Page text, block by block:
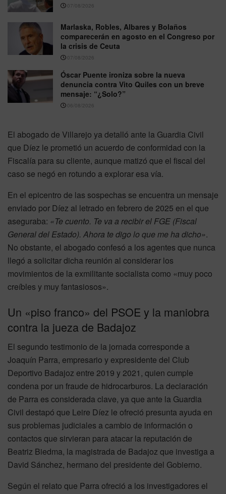
07/08/2026
Marlaska, Robles, Albares y Bolaños
comparecerán en agosto en el Congreso por
la crisis de Ceuta
07/08/2026
Óscar Puente ironiza sobre la nueva
denuncia contra Vito Quiles con un breve
mensaje: “¿Solo?”
06/08/2026
El abogado de Villarejo ya detalló ante la Guardia Civil
que Díez le prometió un acuerdo de conformidad con la
Fiscalía para su cliente, aunque matizó que el fiscal del
caso se negó en rotundo a explorar esa vía.
En el epicentro de las sospechas se encuentra un mensaje
enviado por Díez al letrado en febrero de 2025 en el que
aseguraba: «Te cuento. Te va a recibir el FGE (Fiscal
General del Estado). Ahora te digo lo que me ha dicho».
No obstante, el abogado confesó a los agentes que nunca
llegó a solicitar dicha reunión al considerar los
movimientos de la exmilitante socialista como «muy poco
creíbles y muy fantasiosos».
Un «piso franco» del PSOE y la maniobra
contra la jueza de Badajoz
El segundo testimonio de la jornada corresponde a
Joaquín Parra, empresario y expresidente del Club
Deportivo Badajoz entre 2019 y 2021, quien cumple
condena por un fraude de hidrocarburos. La declaración
de Parra es considerada clave, ya que ante la Guardia
Civil destapó que Leire Díez le ofreció presunta ayuda en
sus problemas judiciales a cambio de información o
contactos que sirvieran para atacar la reputación de
Beatriz Biedma, la magistrada de Badajoz que investiga a
David Sánchez, hermano del presidente del Gobierno.
Según el relato que Parra ofreció a los investigadores el